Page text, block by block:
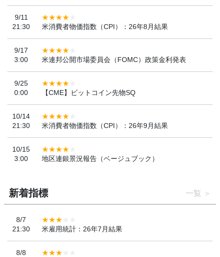
9/11
21:30
米消費者物価指数（CPI）：26年8月結果
9/17
3:00
米連邦公開市場委員会（FOMC）政策金利発表
9/25
0:00
【CME】ビットコイン先物SQ
10/14
21:30
米消費者物価指数（CPI）：26年9月結果
10/15
3:00
地区連銀景況報告（ベージュブック）
新着指標 一覧
8/7
21:30
米雇用統計：26年7月結果
8/8